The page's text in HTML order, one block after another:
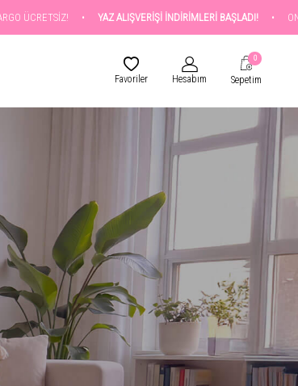
• YAZ ALIŞVERİŞİ İNDİRİMLERİ BAŞLADI! • ONLİNE
Favoriler Hesabım
0
Sepetim